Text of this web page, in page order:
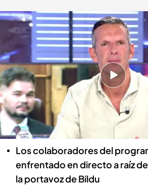
Joaquín Prat, presentador de 'Cuatro al día'
Cuatro al día
13 JUL 2022 - 18:50h.
El presentador de ‘CAD’, tras
Mertxe Aizpurua: “Contribuir al
esclarecimiento, ¿Cómo?
ETA sin resolver…”
Los colaboradores del
enfrentado en directo a raíz
la portavoz de Bildu